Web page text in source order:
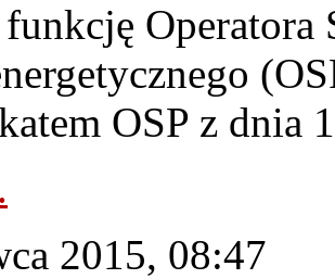
Operatora
OSP z dnia
2015, 08:47